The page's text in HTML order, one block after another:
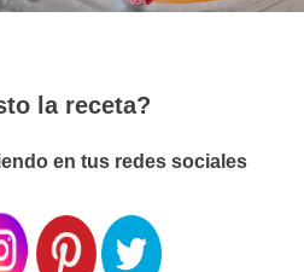
la receta?
en tus redes sociales